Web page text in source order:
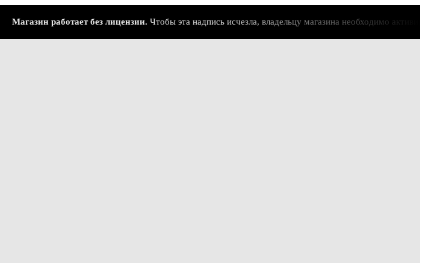
Магазин работает без лицензии.Чтобы эта надпись исчезла, владельцу магазина необходимо